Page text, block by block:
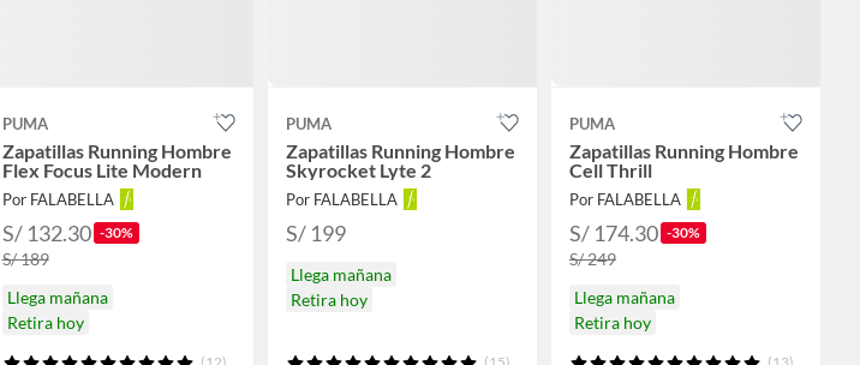
PUMA
Zapatillas Running Hombre
Flex Focus Lite Modern
Por FALABELLA
S/ 132.30 -30%
S/ 189
Llega mañana
Retira hoy
PUMA
Zapatillas Running Hombre
Skyrocket Lyte 2
Por FALABELLA
S/ 199
Llega mañana
Retira hoy
PUMA
Zapatillas Running Hombre
Cell Thrill
Por FALABELLA
S/ 174.30 -30%
S/ 249
Llega mañana
Retira hoy